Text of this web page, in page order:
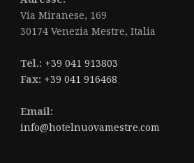
Via Miranese, 169
30174 Venezia Mestre, Italia
Tel.: +39 041 913803
Fax: +39 041 916468
Email:
info@hotelnuovamestre.com